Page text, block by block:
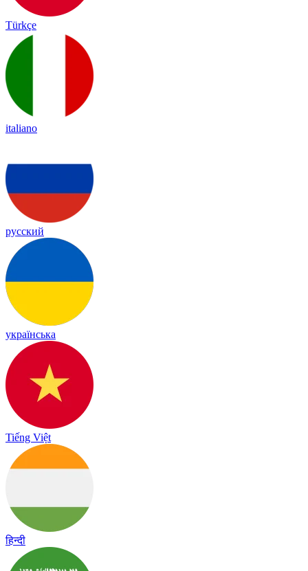
Türkçe
italiano
русский
українська
Tiếng Việt
हिन्दी